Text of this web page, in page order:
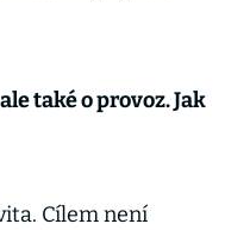
také o provoz. Jak
Cílem není